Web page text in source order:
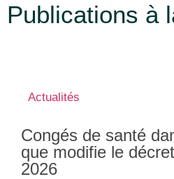
Publications à
Actualités
Congés de santé
que modifie le
2026